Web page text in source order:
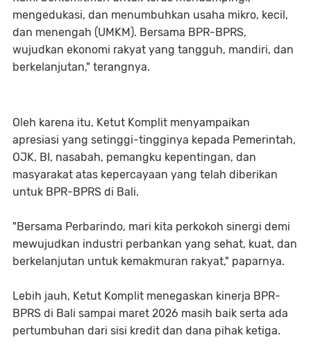
mengedukasi, dan menumbuhkan usaha mikro, kecil,
dan menengah (UMKM). Bersama BPR-BPRS,
wujudkan ekonomi rakyat yang tangguh, mandiri, dan
berkelanjutan," terangnya.
Oleh karena itu, Ketut Komplit menyampaikan
apresiasi yang setinggi-tingginya kepada Pemerintah,
OJK, BI, nasabah, pemangku kepentingan, dan
masyarakat atas kepercayaan yang telah diberikan
untuk BPR-BPRS di Bali.
"Bersama Perbarindo, mari kita perkokoh sinergi demi
mewujudkan industri perbankan yang sehat, kuat, dan
berkelanjutan untuk kemakmuran rakyat," paparnya.
Lebih jauh, Ketut Komplit menegaskan kinerja BPR-
BPRS di Bali sampai maret 2026 masih baik serta ada
pertumbuhan dari sisi kredit dan dana pihak ketiga.